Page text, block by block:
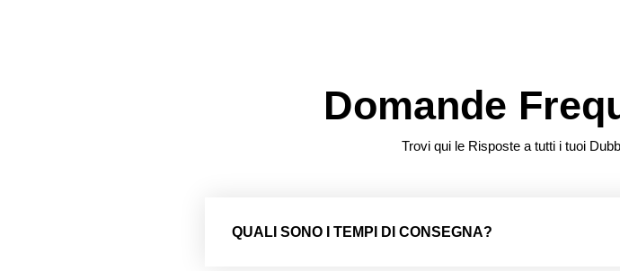
Domande
Trovi qui le Risposte a tutti i tuoi
QUALI SONO I TEMPI DI CONSEGNA?